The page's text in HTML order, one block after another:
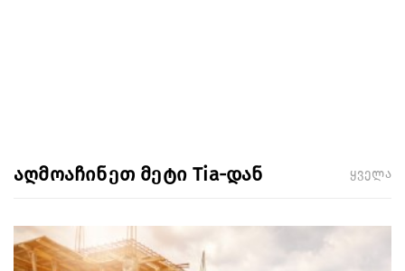
აღმოაჩინეთ მეტი Tia-დან ყველა